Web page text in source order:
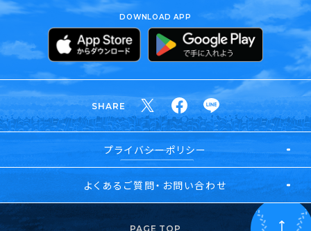
DOWNLOAD APP
SHARE
プライバシーポリシー
よくあるご質問・お問い合わせ
PAGE TOP